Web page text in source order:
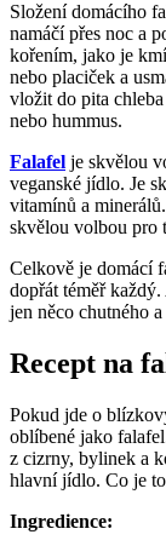
Složení domácího
namáčí přes noc a
kořením, jako je
nebo placiček a
vložit do pita
nebo hummus.
Falafel je skvělou
veganské jídlo. Je
vitamínů a
skvělou volbou pro
Celkově je domácí
dopřát téměř
jen něco chutného
Recept na
Pokud jde o
oblíbené jako
z cizrny, bylinek a
hlavní jídlo. Co je to
Ingredience: